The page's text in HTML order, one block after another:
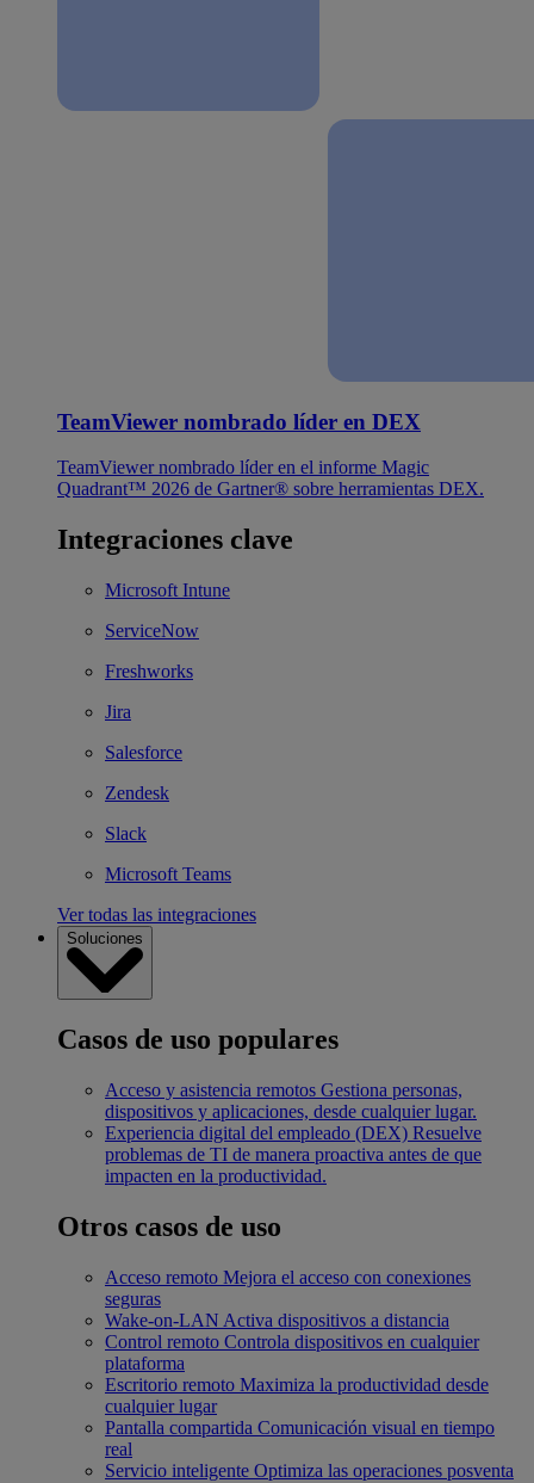
TeamViewer nombrado líder en DEX
TeamViewer nombrado líder en el informe Magic
Quadrant™ 2026 de Gartner® sobre herramientas DEX.
Integraciones clave
Microsoft Intune
ServiceNow
Freshworks
Jira
Salesforce
Zendesk
Slack
Microsoft Teams
Ver todas las integraciones
Soluciones
Casos de uso populares
Acceso y asistencia remotos Gestiona personas,
dispositivos y aplicaciones, desde cualquier lugar.
Experiencia digital del empleado (DEX) Resuelve
problemas de TI de manera proactiva antes de que
impacten en la productividad.
Otros casos de uso
Acceso remoto Mejora el acceso con conexiones
seguras
Wake-on-LAN Activa dispositivos a distancia
Control remoto Controla dispositivos en cualquier
plataforma
Escritorio remoto Maximiza la productividad desde
cualquier lugar
Pantalla compartida Comunicación visual en tiempo
real
Servicio inteligente Optimiza las operaciones posventa